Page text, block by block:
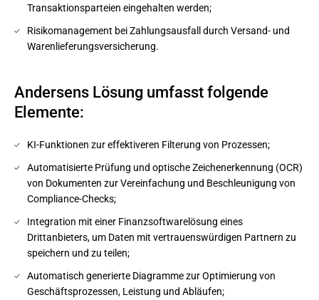
Transaktionsparteien eingehalten werden;
Risikomanagement bei Zahlungsausfall durch Versand- und
Warenlieferungsversicherung.
Andersens Lösung umfasst folgende
Elemente:
KI-Funktionen zur effektiveren Filterung von Prozessen;
Automatisierte Prüfung und optische Zeichenerkennung (OCR)
von Dokumenten zur Vereinfachung und Beschleunigung von
Compliance-Checks;
Integration mit einer Finanzsoftwarelösung eines
Drittanbieters, um Daten mit vertrauenswürdigen Partnern zu
speichern und zu teilen;
Automatisch generierte Diagramme zur Optimierung von
Geschäftsprozessen, Leistung und Abläufen;